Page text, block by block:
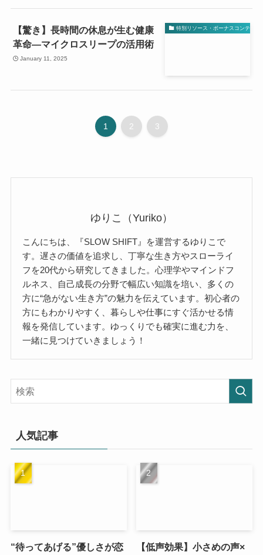
特別リソース・ボーナスコンテンツ
【驚き】長時間の休息が生む健康
革命—マイクロスリープの活用術
January 11, 2025
1 2 3
ゆりこ（Yuriko）
こんにちは、『SLOW SHIFT』を運営するゆりこで
す。遅さの価値を追求し、丁寧な生き方やスローライ
フを20代から研究してきました。心理学やマインドフ
ルネス、自己成長の分野で幅広い知識を培い、多くの
方に“急がない生き方”の魅力を伝えています。初心者の
方にもわかりやすく、暮らしや仕事にすぐ活かせる情
報を発信しています。ゆっくりでも確実に進む力を、
一緒に見つけていきましょう！
人気記事
“待ってあげる”優しさが恋
【低声効果】小さめの声×